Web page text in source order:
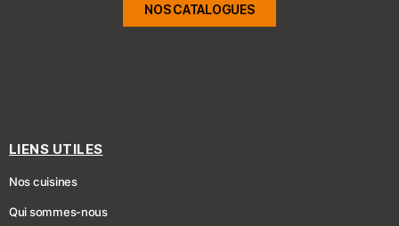
NOS CATALOGUES
LIENS UTILES
Nos cuisines
Qui sommes-nous